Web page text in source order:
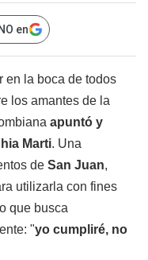
en
en la boca de todos
los amantes de la
apuntó y
Marti. Una
de San Juan,
utilizarla con fines
que busca
"yo cumpliré, no